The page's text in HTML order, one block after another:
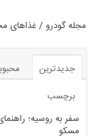
مجله گودرو /غذاهای
جدیدترین
برچسب
سفر به روسیه؛
مسکو